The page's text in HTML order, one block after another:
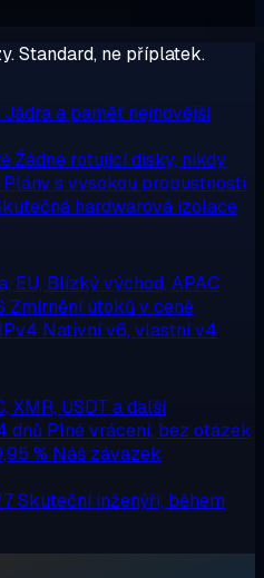
Standard, ne příplatek.
Jádra a paměť nejnovější
Žádné rotující disky, nikdy
Plány s vysokou propustností
hardwarová izolace
EU, Blízký východ, APAC
Zmírnění útoků v ceně
Nativní v6, vlastní v4
XMR, USDT a další
dnů Plné vrácení, bez otázek
% Náš závazek
Skuteční inženýři, během